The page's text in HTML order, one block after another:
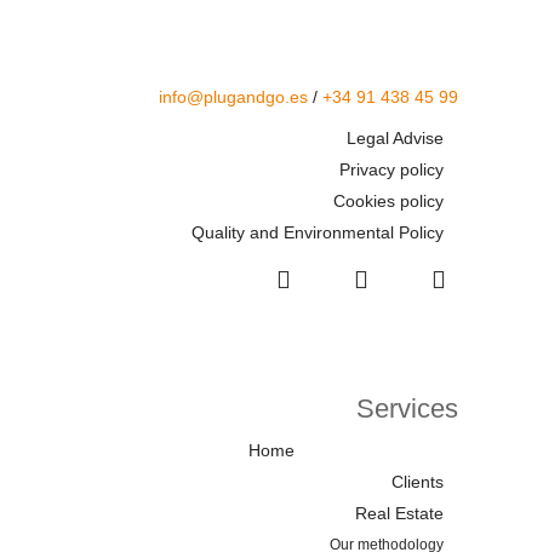
Services
Home
Clients
Real Estate
Our methodology
info@plugandgo.es / +34 91 438 45 99
Legal Advise
Privacy policy
Cookies policy
Quality and Environmental Policy